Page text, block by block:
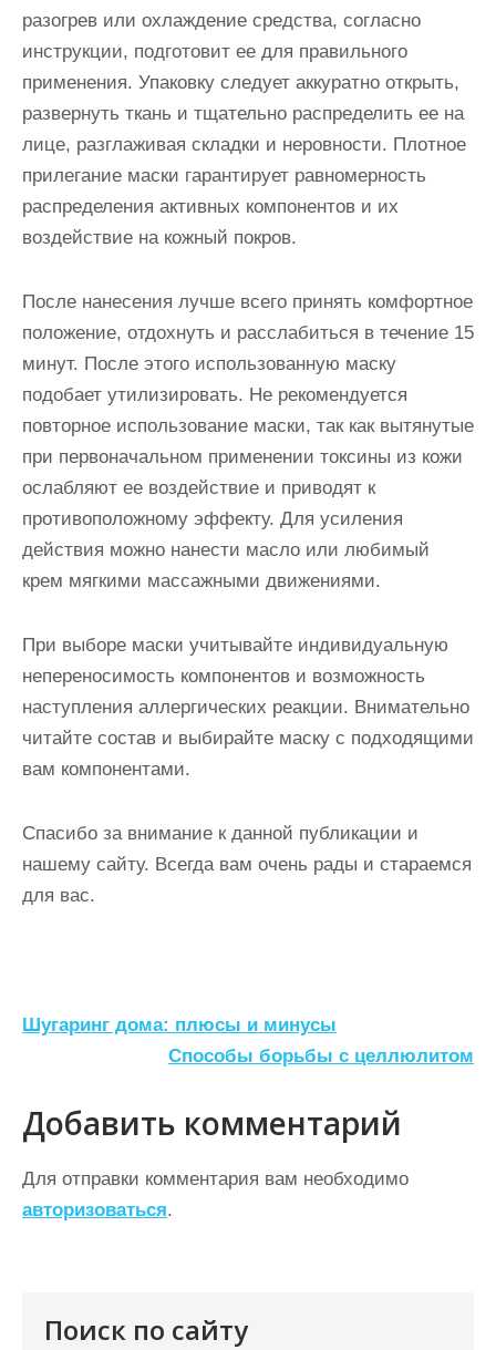
разогрев или охлаждение средства, согласно
инструкции, подготовит ее для правильного
применения. Упаковку следует аккуратно открыть,
развернуть ткань и тщательно распределить ее на
лице, разглаживая складки и неровности. Плотное
прилегание маски гарантирует равномерность
распределения активных компонентов и их
воздействие на кожный покров.
После нанесения лучше всего принять комфортное
положение, отдохнуть и расслабиться в течение 15
минут. После этого использованную маску
подобает утилизировать. Не рекомендуется
повторное использование маски, так как вытянутые
при первоначальном применении токсины из кожи
ослабляют ее воздействие и приводят к
противоположному эффекту. Для усиления
действия можно нанести масло или любимый
крем мягкими массажными движениями.
При выборе маски учитывайте индивидуальную
непереносимость компонентов и возможность
наступления аллергических реакции. Внимательно
читайте состав и выбирайте маску с подходящими
вам компонентами.
Спасибо за внимание к данной публикации и
нашему сайту. Всегда вам очень рады и стараемся
для вас.
Н
в
и
г
а
Шугаринг дома: плюсы и минусы
Способы борьбы с целлюлитом
Добавить комментарий
Для отправки комментария вам необходимо
авторизоваться.
Поиск по сайту